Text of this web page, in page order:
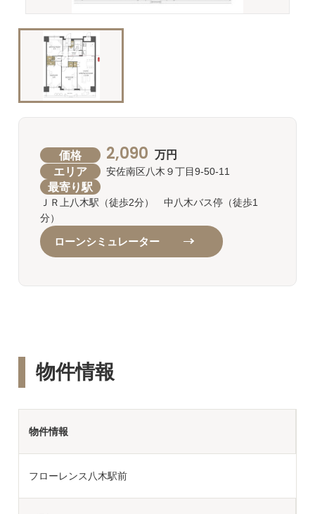
価格 2,090 万円
エリア 安佐南区八木９丁目9-50-11
最寄り駅
ＪＲ上八木駅（徒歩2分） 中八木バス停（徒歩1
分）
ローンシミュレーター
物件情報
物件情報
フローレンス八木駅前